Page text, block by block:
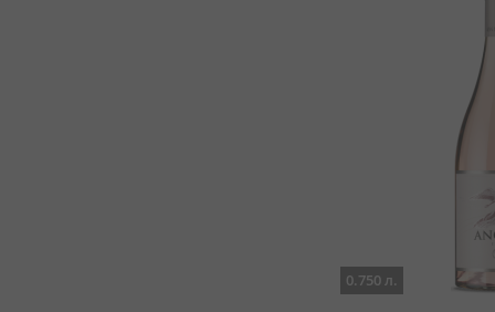
0.750 л.